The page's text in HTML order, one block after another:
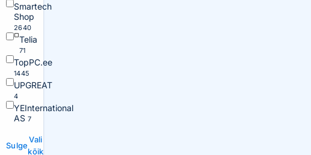
Smartech
Shop
2640
Telia
71
TopPC.ee
1445
UPGREAT
4
YEInternational
AS 7
Sulge
Vali
kõik